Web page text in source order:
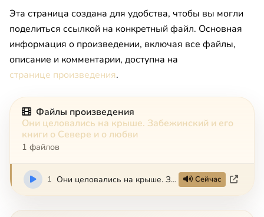
Эта страница создана для удобства, чтобы вы могли
поделиться ссылкой на конкретный файл. Основная
информация о произведении, включая все файлы,
описание и комментарии, доступна на
странице произведения.
Файлы произведения
Они целовались на крыше. Забежинский и его
книги о Севере и о любви
1 файлов
1 Они целовались на крыше. Забежинский и его книги о Севере и о любви Сейчас